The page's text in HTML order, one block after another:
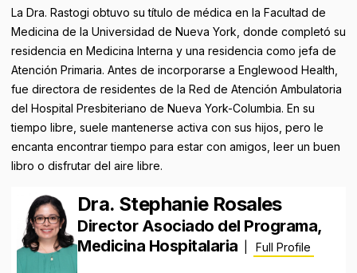
La Dra. Rastogi obtuvo su título de médica en la Facultad de
Medicina de la Universidad de Nueva York, donde completó su
residencia en Medicina Interna y una residencia como jefa de
Atención Primaria. Antes de incorporarse a Englewood Health,
fue directora de residentes de la Red de Atención Ambulatoria
del Hospital Presbiteriano de Nueva York-Columbia. En su
tiempo libre, suele mantenerse activa con sus hijos, pero le
encanta encontrar tiempo para estar con amigos, leer un buen
libro o disfrutar del aire libre.
Dra. Stephanie Rosales
Director Asociado del Programa,
Medicina Hospitalaria
Full Profile